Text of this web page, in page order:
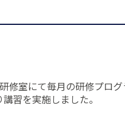
室にて毎月の研修プロ
習を実施しました。